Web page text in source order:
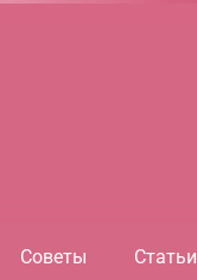
Советы Статьи